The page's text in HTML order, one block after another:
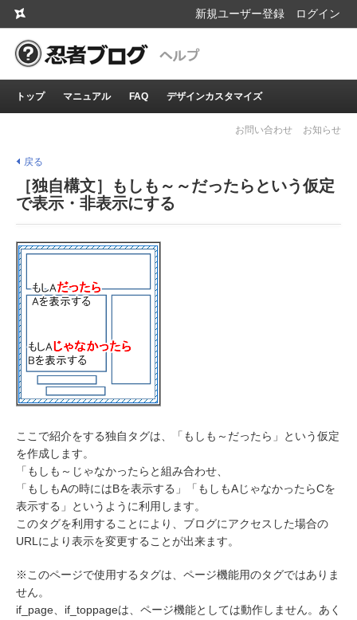
新規ユーザー登録 ログイン
トップ マニュアル FAQ デザインカスタマイズ
お問い合わせ お知らせ
戻る
［独自構文］もしも～～だったらという仮定
で表示・非表示にする
ここで紹介をする独自タグは、「もしも～だったら」という仮定
を作成します。
「もしも～じゃなかったらと組み合わせ、
「もしもAの時にはBを表示する」「もしもAじゃなかったらCを
表示する」というように利用します。
このタグを利用することにより、ブログにアクセスした場合の
URLにより表示を変更することが出来ます。
※このページで使用するタグは、ページ機能用のタグではありま
せん。
if_page、if_toppageは、ページ機能としては動作しません。あく